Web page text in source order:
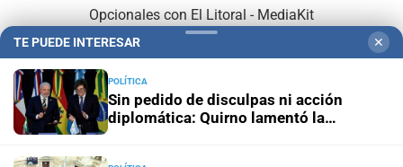
Opcionales con El Litoral - MediaKit
TE PUEDE INTERESAR ✕
POLÍTICA
Sin pedido de disculpas ni acción
diplomática: Quirno lamentó la